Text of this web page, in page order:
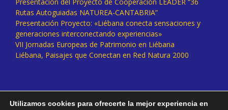
Rutas Autoguiadas NATUREA-CANTABRIA”
Presentación Proyecto: «Liébana conecta sensaciones y
generaciones interconectando experiencias»
VII Jornadas Europeas de Patrimonio en Liébana
Liébana, Paisajes que Conectan en Red Natura 2000
Utilizamos cookies para ofrecerte la mejor experiencia en